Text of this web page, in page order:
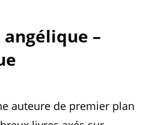
–
auteure de premier plan